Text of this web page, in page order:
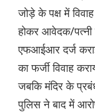
जोड़े के पक्ष में
होकर आवेदक/
एफआईआर दर्ज
का फर्जी विवाह
जबकि मंदिर के
पुलिस ने बाद में